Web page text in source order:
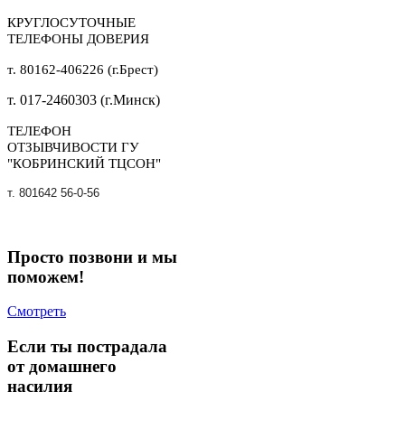
КРУГЛОСУТОЧНЫЕ
ТЕЛЕФОНЫ ДОВЕРИЯ
т. 80162-406226 (г.Брест)
т. 017-2460303 (г.Минск)
ТЕЛЕФОН
ОТЗЫВЧИВОСТИ ГУ
"КОБРИНСКИЙ ТЦСОН"
т. 801642 56-0-56
Просто позвони и мы
поможем!
Смотреть
Если ты пострадала
от домашнего
насилия